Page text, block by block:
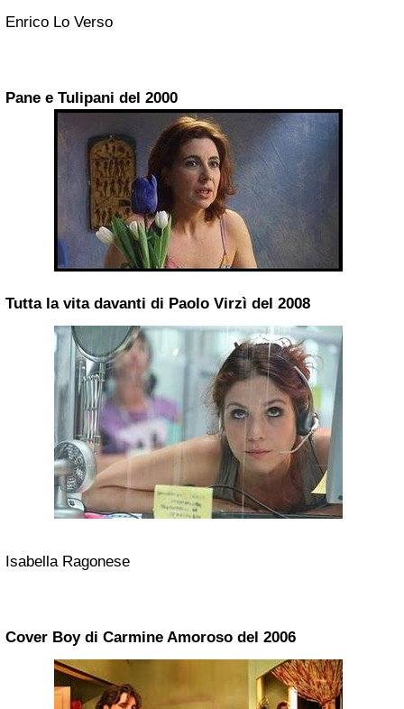
Enrico Lo Verso
Pane e Tulipani del 2000
Tutta la vita davanti di Paolo Virzì del 2008
Isabella Ragonese
Cover Boy di Carmine Amoroso del 2006